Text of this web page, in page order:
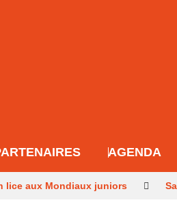
AGENDA
lice aux Mondiaux juniors